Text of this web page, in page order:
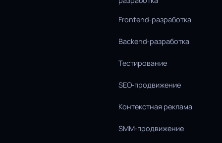
Frontend‑разработка
Backend‑разработка
Тестирование
SEO‑продвижение
Контекстная реклама
SMM‑продвижение